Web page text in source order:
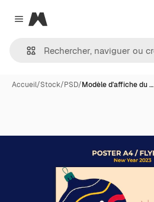
Close menu
Magnific
Accueil/Stock/PSD/Modèle d'affiche du …